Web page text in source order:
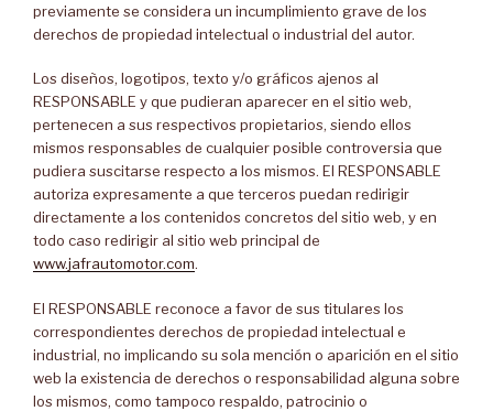
previamente se considera un incumplimiento grave de los
derechos de propiedad intelectual o industrial del autor.
Los diseños, logotipos, texto y/o gráficos ajenos al
RESPONSABLE y que pudieran aparecer en el sitio web,
pertenecen a sus respectivos propietarios, siendo ellos
mismos responsables de cualquier posible controversia que
pudiera suscitarse respecto a los mismos. El RESPONSABLE
autoriza expresamente a que terceros puedan redirigir
directamente a los contenidos concretos del sitio web, y en
todo caso redirigir al sitio web principal de
www.jafrautomotor.com.
El RESPONSABLE reconoce a favor de sus titulares los
correspondientes derechos de propiedad intelectual e
industrial, no implicando su sola mención o aparición en el sitio
web la existencia de derechos o responsabilidad alguna sobre
los mismos, como tampoco respaldo, patrocinio o